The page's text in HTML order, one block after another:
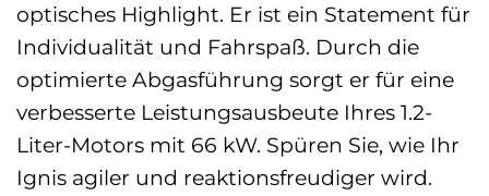
optisches Highlight. Er ist ein Statement für
Individualität und Fahrspaß. Durch die
optimierte Abgasführung sorgt er für eine
verbesserte Leistungsausbeute Ihres 1.2-
Liter-Motors mit 66 kW. Spüren Sie, wie Ihr
Ignis agiler und reaktionsfreudiger wird.